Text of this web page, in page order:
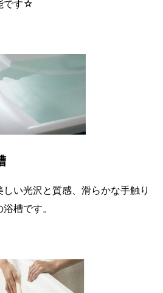
です☆
い光沢と質感、滑らかな手触り
槽です。